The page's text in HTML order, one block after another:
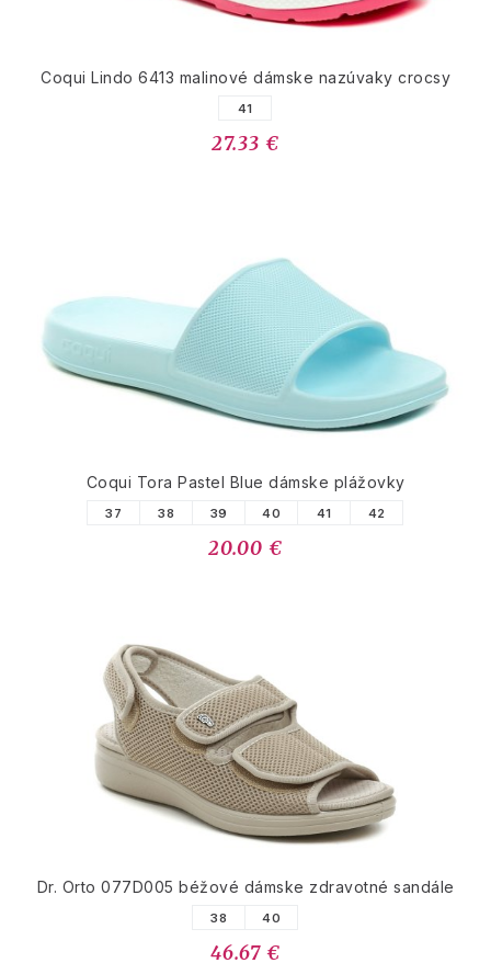
Coqui Lindo 6413 malinové dámske nazúvaky crocsy
41
27.33 €
Coqui Tora Pastel Blue dámske plážovky
37 38 39 40 41 42
20.00 €
Dr. Orto 077D005 béžové dámske zdravotné sandále
38 40
46.67 €